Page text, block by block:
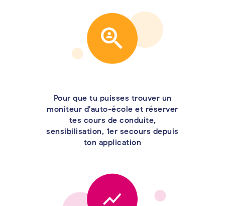
Pour que tu puisses trouver un
moniteur d'auto-école et réserver
tes cours de conduite,
sensibilisation, 1er secours depuis
ton application